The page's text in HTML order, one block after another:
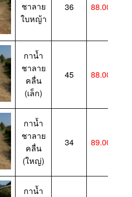
ชาลาย
ใบหญ้า
36 88.00-
กาน้ำ
ชาลาย
คลื่น
(เล็ก)
45 88.00-
กาน้ำ
ชาลาย
คลื่น
(ใหญ่)
34 89.00-
กาน้ำ